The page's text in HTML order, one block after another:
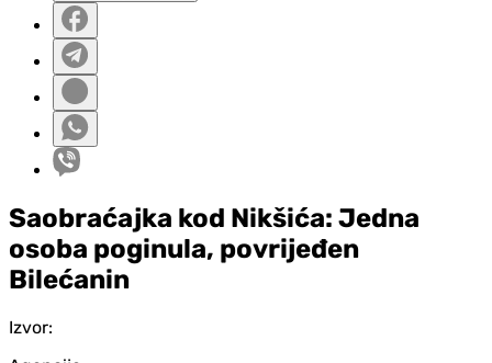
Saobraćajka kod Nikšića: Jedna
osoba poginula, povrijeđen
Bilećanin
Izvor: